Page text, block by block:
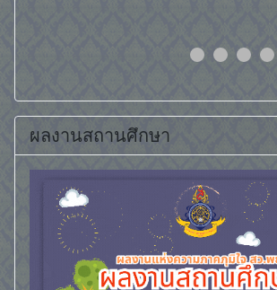
ผลงานสถานศึกษา